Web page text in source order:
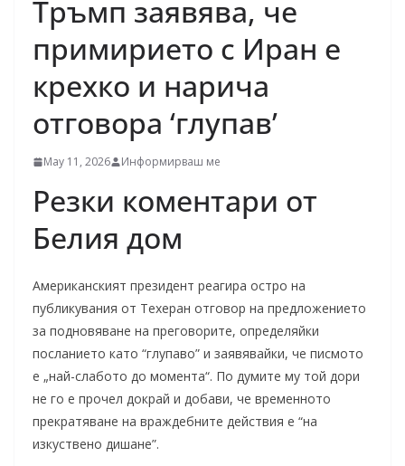
Тръмп заявява, че
примирието с Иран е
крехко и нарича
отговора ‘глупав’
May 11, 2026 Информирваш ме
Резки коментари от
Белия дом
Американският президент реагира остро на
публикувания от Техеран отговор на предложението
за подновяване на преговорите, определяйки
посланието като “глупаво” и заявявайки, че писмото
е „най-слабото до момента“. По думите му той дори
не го е прочел докрай и добави, че временното
прекратяване на враждебните действия е “на
изкуствено дишане”.